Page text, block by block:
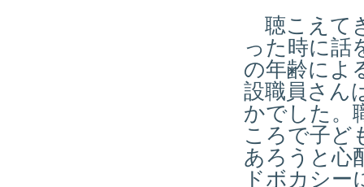
聴こえて
った時に話
の年齢によ
設職員さん
かでした。
ころで子ど
あろうと心
ドボカシ